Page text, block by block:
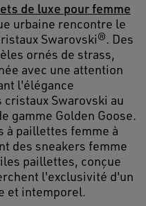
de luxe pour femme
urbaine rencontre le
Swarovski®. Des
ornés de strass,
avec une attention
l'élégance
Swarovski au
gamme Golden Goose.
à paillettes femme à
des sneakers femme
paillettes, conçue
l'exclusivité d'un
et intemporel.